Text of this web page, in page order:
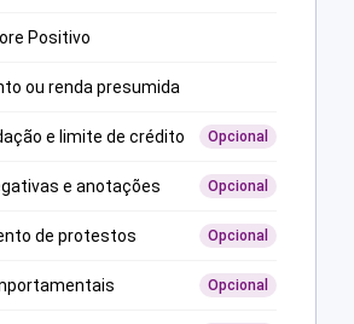
Positivo
ou renda presumida
e limite de crédito Opcional
e anotações Opcional
de protestos Opcional
Opcional